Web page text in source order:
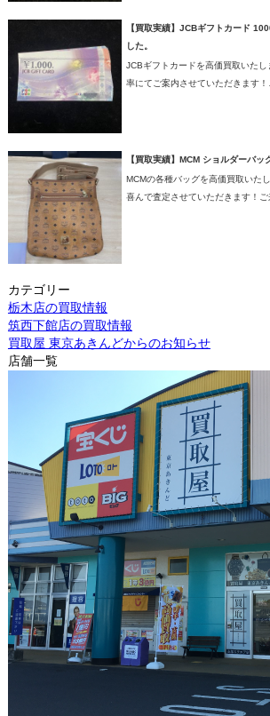
【買取実績】JCBギフトカード
した。
JCBギフトカードを高価買取いた
率にてご案内させていただきます
【買取実績】MCM ショルダーバッ
MCMの各種バッグを高価買取いた
喜んで査定させていただきます！ご
カテゴリー
栃木店の買取情報
筑西下館店の買取情報
買取屋 東京あきんどからのお知らせ
店舗一覧